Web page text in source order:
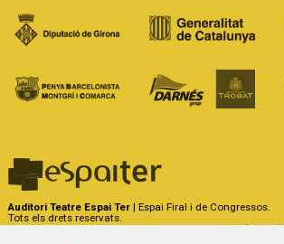
Auditori Teatre Espai Ter | Espai Firal i de Congressos.
Tots els drets reservats.
Carrer del Riu Ter, 29 - 17257 Torroella de Montgrí (Girona)